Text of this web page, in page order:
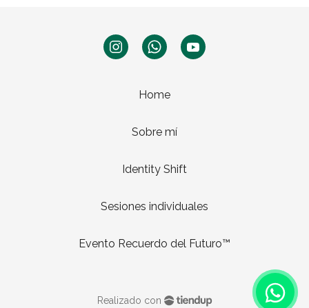
Home
Sobre mí
Identity Shift
Sesiones individuales
Evento Recuerdo del Futuro™
Realizado con